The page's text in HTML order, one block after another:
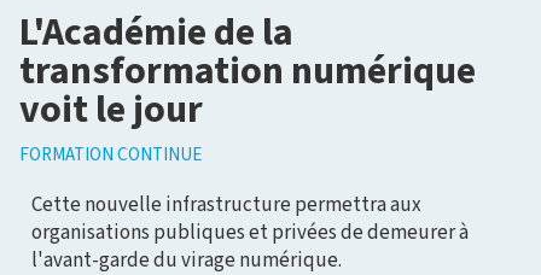
L'Académie de la
transformation numérique
voit le jour
FORMATION CONTINUE
Cette nouvelle infrastructure permettra aux
organisations publiques et privées de demeurer à
l'avant-garde du virage numérique.